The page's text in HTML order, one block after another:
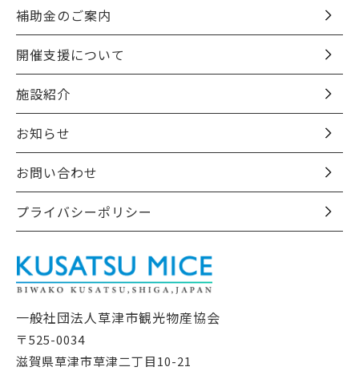
補助金のご案内
開催支援について
施設紹介
お知らせ
お問い合わせ
プライバシーポリシー
一般社団法人草津市観光物産協会
〒525-0034
滋賀県草津市草津二丁目10-21